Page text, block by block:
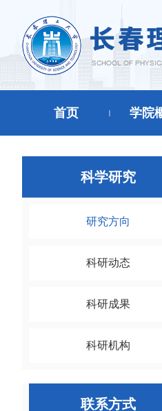
首页 学院
科学研究
研究方向
科研动态
科研成果
科研机构
联系方式